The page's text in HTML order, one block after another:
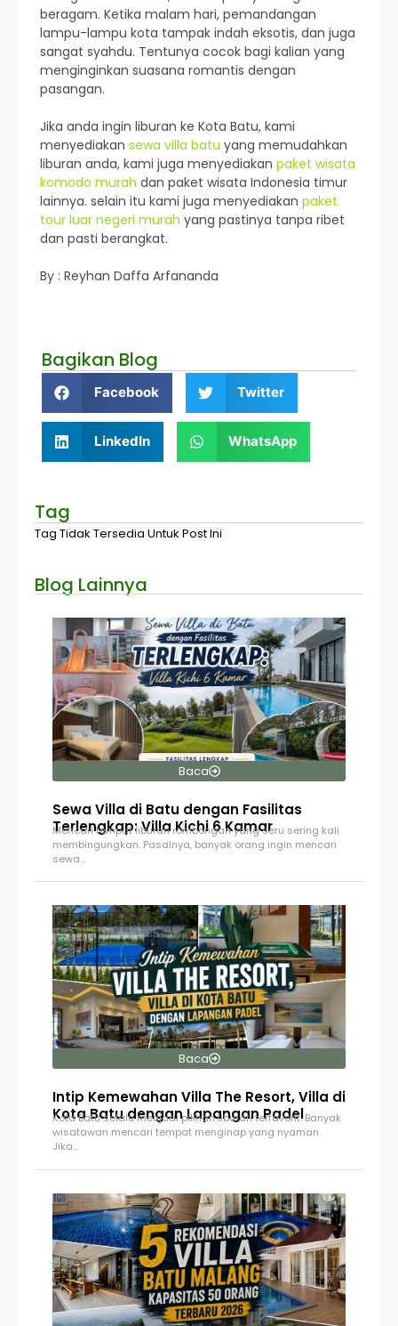
beragam. Ketika malam hari, pemandangan
lampu-lampu kota tampak indah eksotis, dan juga
sangat syahdu. Tentunya cocok bagi kalian yang
menginginkan suasana romantis dengan
pasangan.
Jika anda ingin liburan ke Kota Batu, kami
menyediakan sewa villa batu yang memudahkan
liburan anda, kami juga menyediakan paket wisata
komodo murah dan paket wisata Indonesia timur
lainnya. selain itu kami juga menyediakan paket
tour luar negeri murah yang pastinya tanpa ribet
dan pasti berangkat.
By : Reyhan Daffa Arfananda
Bagikan Blog
Facebook Twitter
LinkedIn WhatsApp
Tag
Tag Tidak Tersedia Untuk Post Ini
Blog Lainnya
Baca
Sewa Villa di Batu dengan Fasilitas
Terlengkap: Villa Kichi 6 Kamar
Mencari tempat liburan rombongan yang seru sering kali
membingungkan. Pasalnya, banyak orang ingin mencari
sewa…
Baca
Intip Kemewahan Villa The Resort, Villa di
Kota Batu dengan Lapangan Padel
Kota Batu selalu menjadi pilihan liburan terfavorit. Banyak
wisatawan mencari tempat menginap yang nyaman.
Jika…